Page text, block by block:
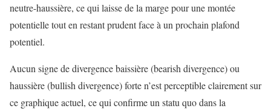
neutre-haussière, ce qui laisse de la marge pour une montée
potentielle tout en restant prudent face à un prochain plafond
potentiel.
Aucun signe de divergence baissière (bearish divergence) ou
haussière (bullish divergence) forte n’est perceptible clairement sur
ce graphique actuel, ce qui confirme un statu quo dans la